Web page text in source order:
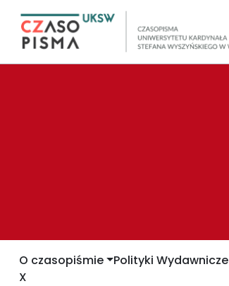
O czasopiśmie Polityki Wydawnicze
X